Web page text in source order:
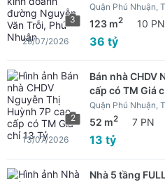
3
Quận Phú Nhuận,
123 m2 10 PN
36 tỷ
29/07/2026
2
Bán nhà CHDV
cấp có TM Giá
Quận Phú Nhuận,
52 m2 7 PN
13 tỷ
13/07/2026
Nhà 5 tầng